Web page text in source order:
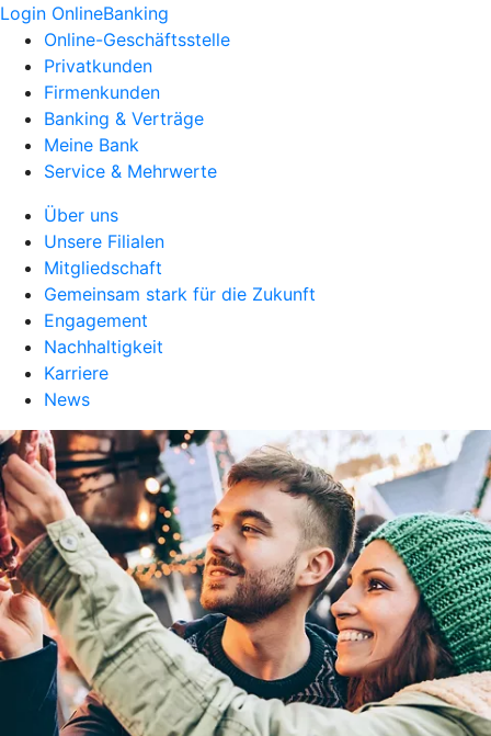
Login OnlineBanking
Online-Geschäftsstelle
Privatkunden
Firmenkunden
Banking & Verträge
Meine Bank
Service & Mehrwerte
Über uns
Unsere Filialen
Mitgliedschaft
Gemeinsam stark für die Zukunft
Engagement
Nachhaltigkeit
Karriere
News